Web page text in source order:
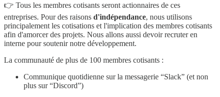
👉 Tous les membres cotisants seront actionnaires de ces
entreprises. Pour des raisons d'indépendance, nous utilisons
principalement les cotisations et l'implication des membres cotisants
afin d'amorcer des projets. Nous allons aussi devoir recruter en
interne pour soutenir notre développement.
La communauté de plus de 100 membres cotisants :
Communique quotidienne sur la messagerie “Slack” (et non
plus sur “Discord”)